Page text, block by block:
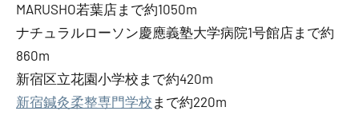
MARUSHO若葉店まで約1050m
ナチュラルローソン慶應義塾大学病院1号館店まで約
860m
新宿区立花園小学校まで約420m
新宿鍼灸柔整専門学校 まで約220m